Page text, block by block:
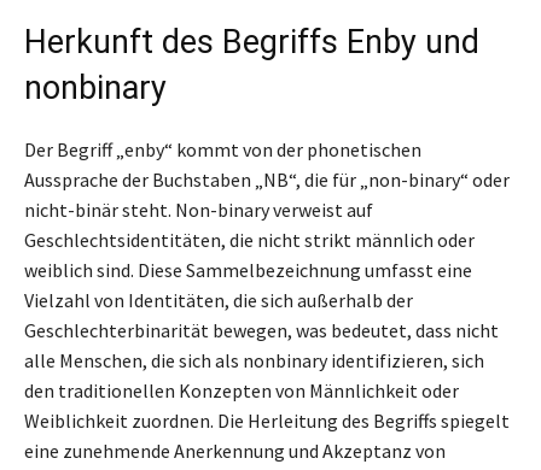
Herkunft des Begriffs Enby und
nonbinary
Der Begriff „enby“ kommt von der phonetischen
Aussprache der Buchstaben „NB“, die für „non-binary“ oder
nicht-binär steht. Non-binary verweist auf
Geschlechtsidentitäten, die nicht strikt männlich oder
weiblich sind. Diese Sammelbezeichnung umfasst eine
Vielzahl von Identitäten, die sich außerhalb der
Geschlechterbinarität bewegen, was bedeutet, dass nicht
alle Menschen, die sich als nonbinary identifizieren, sich
den traditionellen Konzepten von Männlichkeit oder
Weiblichkeit zuordnen. Die Herleitung des Begriffs spiegelt
eine zunehmende Anerkennung und Akzeptanz von